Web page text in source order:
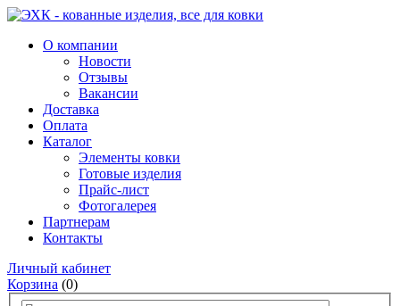
О компании
Новости
Отзывы
Вакансии
Доставка
Оплата
Каталог
Элементы ковки
Готовые изделия
Прайс-лист
Фотогалерея
Партнерам
Контакты
Личный кабинет
Корзина (0)